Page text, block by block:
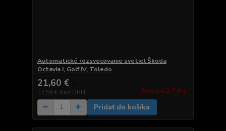
Automatické rozsvecovanie svetiel Škoda
Octavia I, Golf IV, Toledo
21,60 €
17,56 € bez DPH Zvyčajne 2-7 dni.
Pridať do košíka